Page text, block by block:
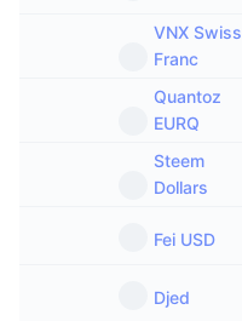
VNX Swiss
Franc
Quantoz
EURQ
Steem
Dollars
Fei USD
Djed